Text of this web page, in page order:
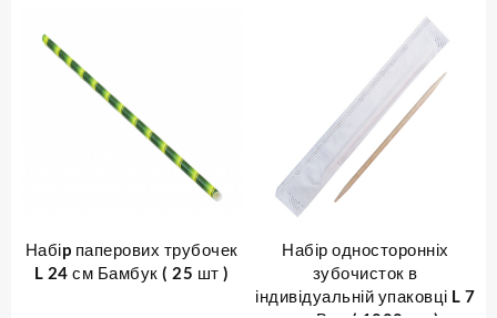
Набіp паперових трубочек
L 24 см Бамбук ( 25 шт )
Набір односторонніх
зубочисток в
індивідуальній упаковці L 7